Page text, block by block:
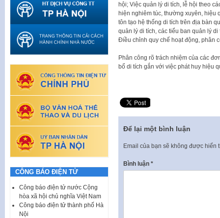
hội; Việc quản lý di tích, lễ hội theo
hiện nghiêm túc, thường xuyên, hiệu
tôn tạo hệ thống di tích trên địa bàn
quản lý di tích, các tiểu ban quản lý
Điều chỉnh quy chế hoạt động, phân
Phân công rõ trách nhiệm của các
bổ di tích gắn với việc phát huy hiệu
Để lại một bình luận
Email của bạn sẽ không được hiển
Bình luận *
CÔNG BÁO ĐIỆN TỬ
Công báo điện tử nước Cộng
hòa xã hội chủ nghĩa Việt Nam
Công báo điện tử thành phố Hà
Nội